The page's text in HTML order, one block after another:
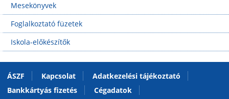
Mesekönyvek
Foglalkoztató füzetek
Iskola-előkészítők
ÁSZF Kapcsolat
Adatkezelési tájékoztató
Bankkártyás fizetés
Cégadatok